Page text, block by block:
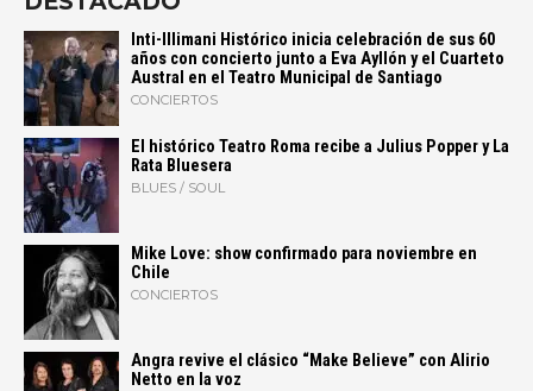
Inti-Illimani Histórico inicia celebración de sus 60
años con concierto junto a Eva Ayllón y el Cuarteto
Austral en el Teatro Municipal de Santiago
CONCIERTOS
El histórico Teatro Roma recibe a Julius Popper y La
Rata Bluesera
BLUES / SOUL
Mike Love: show confirmado para noviembre en
Chile
CONCIERTOS
Angra revive el clásico “Make Believe” con Alirio
Netto en la voz